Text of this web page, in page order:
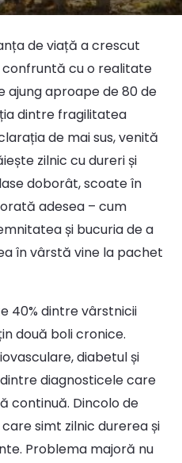
de viață a crescut
confruntă cu o realitate
ajung aproape de 80 de
dintre fragilitatea
de mai sus, venită
zilnic cu dureri și
doborât, scoate în
adesea – cum
și bucuria de a
în vârstă vine la pachet
40% dintre vârstnicii
două boli cronice.
diabetul și
diagnosticele care
continuă. Dincolo de
simt zilnic durerea și
Problema majoră nu